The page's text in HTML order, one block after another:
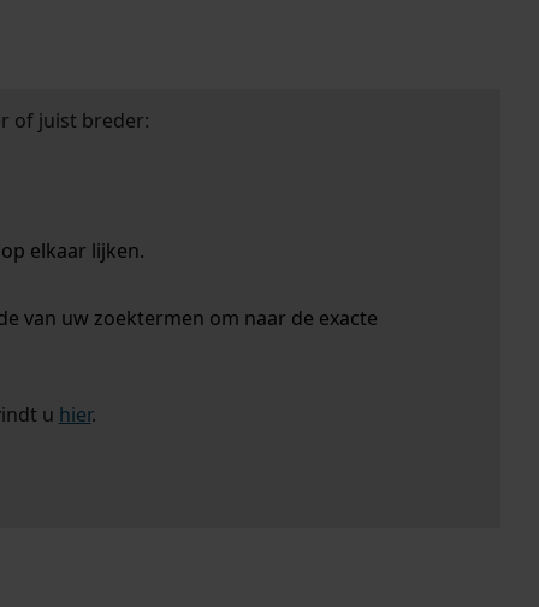
of juist breder:
elkaar lijken.
van uw zoektermen om naar de exacte
u hier.